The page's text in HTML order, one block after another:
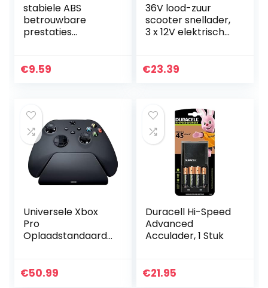
stabiele ABS
betrouwbare
prestaties
Knoopbatterijlader
€9.59
36V lood-zuur
scooter snellader,
3 x 12V elektrische
Black Power
€23.39
Universele Xbox
Pro
Oplaadstandaard
€50.99
Duracell Hi-Speed
Advanced
Acculader, 1 Stuk
€21.95